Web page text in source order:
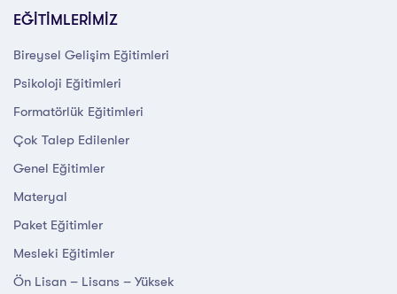
EĞİTİMLERİMİZ
Bireysel Gelişim Eğitimleri
Psikoloji Eğitimleri
Formatörlük Eğitimleri
Çok Talep Edilenler
Genel Eğitimler
Materyal
Paket Eğitimler
Mesleki Eğitimler
Ön Lisan – Lisans – Yüksek